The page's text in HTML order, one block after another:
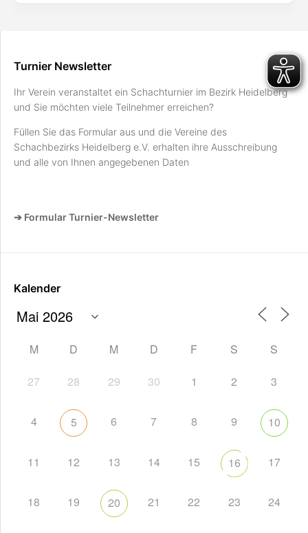
Turnier Newsletter
Ihr Verein veranstaltet ein Schachturnier im Bezirk Heidelberg
und Sie möchten viele Teilnehmer erreichen?
Füllen Sie das Formular aus und die Vereine des
Schachbezirks Heidelberg e.V. erhalten ihre Ausschreibung
und alle von Ihnen angegebenen Daten
➔ Formular Turnier-Newsletter
Kalender
M D M D F S S
27 28 29 30 1 2 3
4 5 6 7 8 9 10
11 12 13 14 15 16 17
18 19 20 21 22 23 24